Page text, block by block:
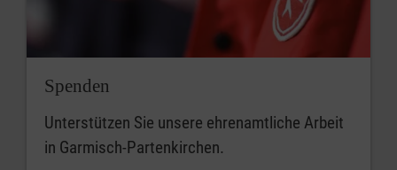
Spenden
Unterstützen Sie unsere ehrenamtliche Arbeit
in Garmisch-Partenkirchen.